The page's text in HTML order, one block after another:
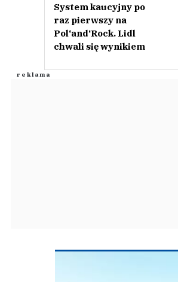
System kaucyjny po
raz pierwszy na
Pol‘and‘Rock. Lidl
chwali się wynikiem